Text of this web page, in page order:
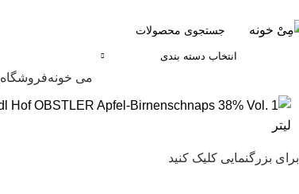
انتخاب دسته بندی
می خونهفروشگاه
برای بزرگنمایی کلیک کنید